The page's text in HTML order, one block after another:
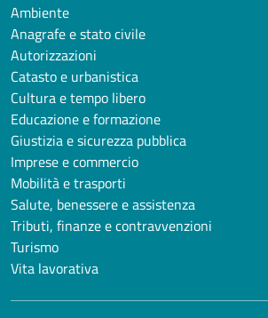
Ambiente
Anagrafe e stato civile
Autorizzazioni
Catasto e urbanistica
Cultura e tempo libero
Educazione e formazione
Giustizia e sicurezza pubblica
Imprese e commercio
Mobilità e trasporti
Salute, benessere e assistenza
Tributi, finanze e contravvenzioni
Turismo
Vita lavorativa